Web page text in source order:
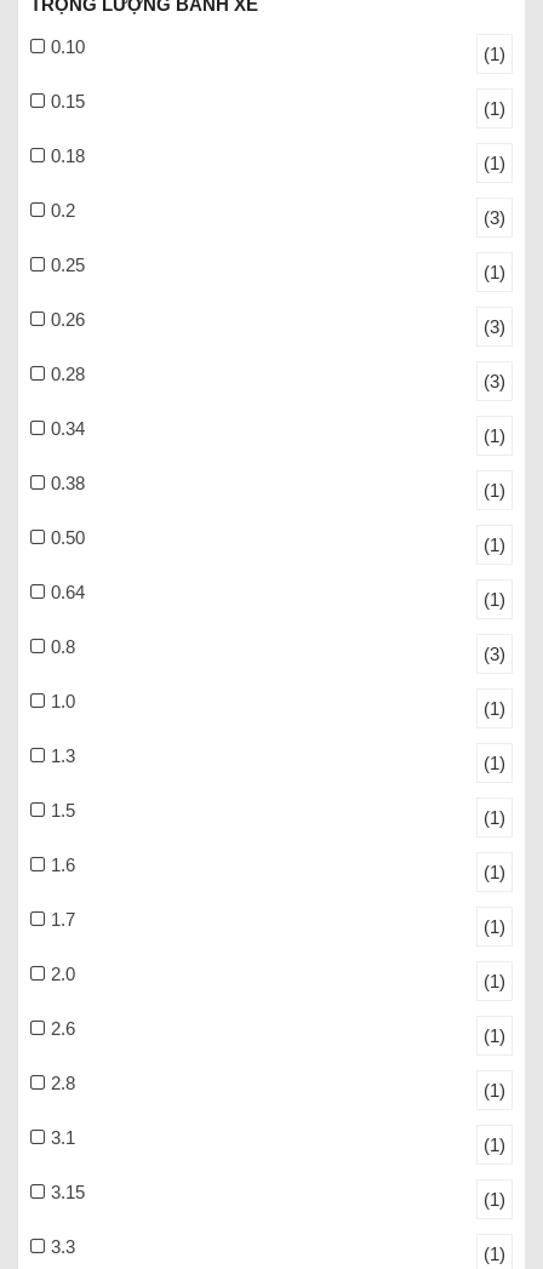
TRỌNG LƯỢNG BÁNH XE
0.10 (1)
0.15 (1)
0.18 (1)
0.2 (3)
0.25 (1)
0.26 (3)
0.28 (3)
0.34 (1)
0.38 (1)
0.50 (1)
0.64 (1)
0.8 (3)
1.0 (1)
1.3 (1)
1.5 (1)
1.6 (1)
1.7 (1)
2.0 (1)
2.6 (1)
2.8 (1)
3.1 (1)
3.15 (1)
3.3 (1)